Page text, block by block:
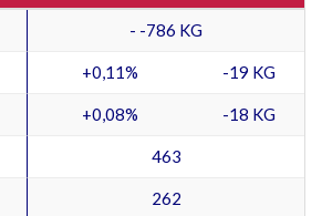
- -786 KG
+0,11% -19 KG
+0,08% -18 KG
463
262